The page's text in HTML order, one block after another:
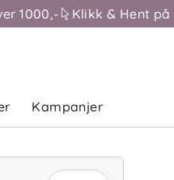
1000,- Klikk & Hent
Kampanjer